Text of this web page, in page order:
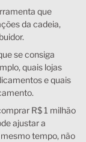
que
da cadeia,
se consiga
quais lojas
e quais
R$ 1 milhão
ajustar a
tempo, não